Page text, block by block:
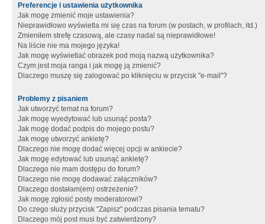
Preferencje i ustawienia użytkownika
Jak mogę zmienić moje ustawienia?
Nieprawidłowo wyświetla mi się czas na forum (w postach, w profilach, itd.)
Zmieniłem strefę czasową, ale czasy nadal są nieprawidłowe!
Na liście nie ma mojego języka!
Jak mogę wyświetlać obrazek pod moją nazwą użytkownika?
Czym jest moja ranga i jak mogę ją zmienić?
Dlaczego muszę się zalogować po kliknięciu w przycisk "e-mail"?
Problemy z pisaniem
Jak utworzyć temat na forum?
Jak mogę wyedytować lub usunąć posta?
Jak mogę dodać podpis do mojego postu?
Jak mogę utworzyć ankietę?
Dlaczego nie mogę dodać więcej opcji w ankiecie?
Jak mogę edytować lub usunąć ankietę?
Dlaczego nie mam dostępu do forum?
Dlaczego nie mogę dodawać załączników?
Dlaczego dostałam(em) ostrzeżenie?
Jak mogę zgłosić posty moderatorowi?
Do czego służy przycisk "Zapisz" podczas pisania tematu?
Dlaczego mój post musi być zatwierdzony?